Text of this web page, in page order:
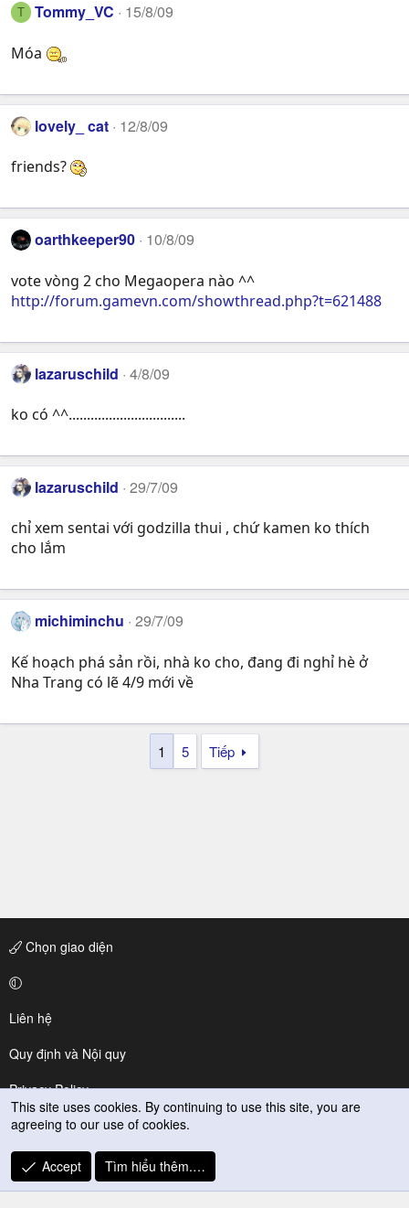
T Tommy_VC 15/8/09
Móa
lovely_ cat 12/8/09
friends?
oarthkeeper90 10/8/09
vote vòng 2 cho Megaopera nào ^^
http://forum.gamevn.com/showthread.php?t=621488
lazaruschild 4/8/09
ko có ^^................................
lazaruschild 29/7/09
chỉ xem sentai với godzilla thui , chứ kamen ko thích
cho lắm
michiminchu 29/7/09
Kế hoạch phá sản rồi, nhà ko cho, đang đi nghỉ hè ở
Nha Trang có lẽ 4/9 mới về
1 5 Tiếp
Chọn giao diện
Liên hệ
Quy định và Nội quy
Privacy Policy
Trợ giúp
R
S
This site uses cookies. By continuing to use this site, you are
agreeing to our use of cookies.
Accept Tìm hiểu thêm.…